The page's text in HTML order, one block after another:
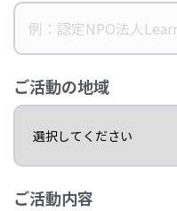
ご活動の地域
ご活動内容